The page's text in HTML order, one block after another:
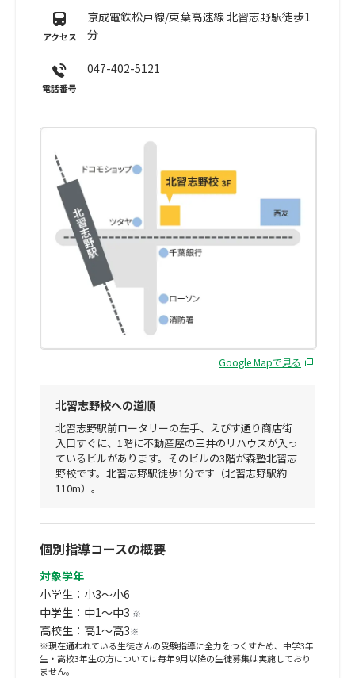
アクセス
京成電鉄松戸線/東葉高速線 北習志野駅徒歩1
分
電話番号
047-402-5121
個別指導コースの概要
対象学年
小学生：小3～小6
中学生：中1～中3 ※
高校生：高1～高3※
※現在通われている生徒さんの受験指導に全力をつくすため、中学3年
生・高校3年生の方については毎年9月以降の生徒募集は実施しており
ません。
Google Mapで見る
北習志野校への道順
北習志野駅前ロータリーの左手、えびす通り商店街
入口すぐに、1階に不動産屋の三井のリハウスが入っ
ているビルがあります。そのビルの3階が森塾北習志
野校です。北習志野駅徒歩1分です（北習志野駅約
110m）。